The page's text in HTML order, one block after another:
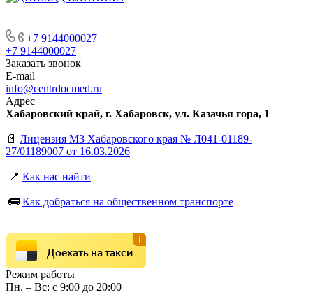
+7 9144000027
+7 9144000027
Заказать звонок
E-mail
info@centrdocmed.ru
Адрес
Хабаровский край, г. Хабаровск, ул. Казачья гора, 1
📄 Лицензия МЗ Хабаровского края № Л041-01189-
27/01189007 от 16.03.2026
📍 Как нас найти
🚌 Как добраться на общественном транспорте
Доехать на такси
Режим работы
Пн. – Вс: с 9:00 до 20:00